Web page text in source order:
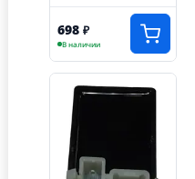
698 ₽
В наличии